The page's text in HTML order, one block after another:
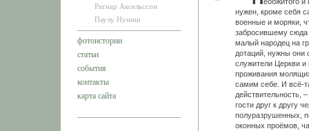
Рагнар Аксельссон
Паулу Нуниш
фотоистории
статьи
события
контакты
карта сайта
нужен, кроме себя
военные и моряки,
забросившему сюда
малый народец на
дотаций, нужны они
служители Церкви
проживания
самим себе. И всё-
действительность,
гости друг к другу
полуразрушенных,
оконных проёмов,